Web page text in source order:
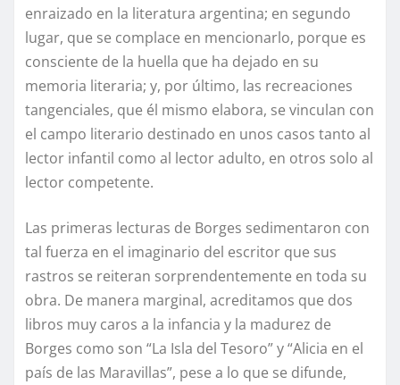
enraizado en la literatura argentina; en segundo
lugar, que se complace en mencionarlo, porque es
consciente de la huella que ha dejado en su
memoria literaria; y, por último, las recreaciones
tangenciales, que él mismo elabora, se vinculan con
el campo literario destinado en unos casos tanto al
lector infantil como al lector adulto, en otros solo al
lector competente.
Las primeras lecturas de Borges sedimentaron con
tal fuerza en el imaginario del escritor que sus
rastros se reiteran sorprendentemente en toda su
obra. De manera marginal, acreditamos que dos
libros muy caros a la infancia y la madurez de
Borges como son “La Isla del Tesoro” y “Alicia en el
país de las Maravillas”, pese a lo que se difunde,